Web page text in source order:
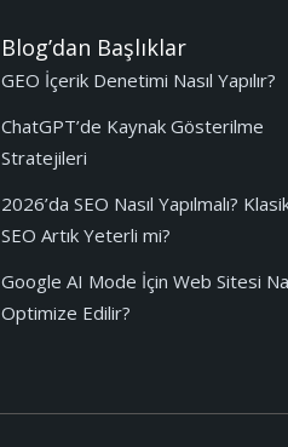
Blog’dan Başlıklar
GEO İçerik Denetimi Nasıl Yapılır?
ChatGPT’de Kaynak Gösterilme
Stratejileri
2026’da SEO Nasıl Yapılmalı?
SEO Artık Yeterli mi?
Google AI Mode İçin Web Sitesi
Optimize Edilir?